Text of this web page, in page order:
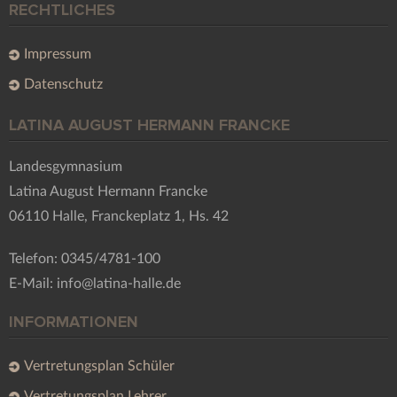
RECHTLICHES
Impressum
Datenschutz
LATINA AUGUST HERMANN FRANCKE
Landesgymnasium
Latina August Hermann Francke
06110 Halle, Franckeplatz 1, Hs. 42
Telefon: 0345/4781-100
E-Mail: info@latina-halle.de
INFORMATIONEN
Vertretungsplan Schüler